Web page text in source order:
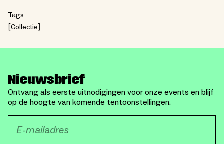
Tags
Collectie
Nieuwsbrief
Ontvang als eerste uitnodigingen voor onze events en blijf
op de hoogte van komende tentoonstellingen.